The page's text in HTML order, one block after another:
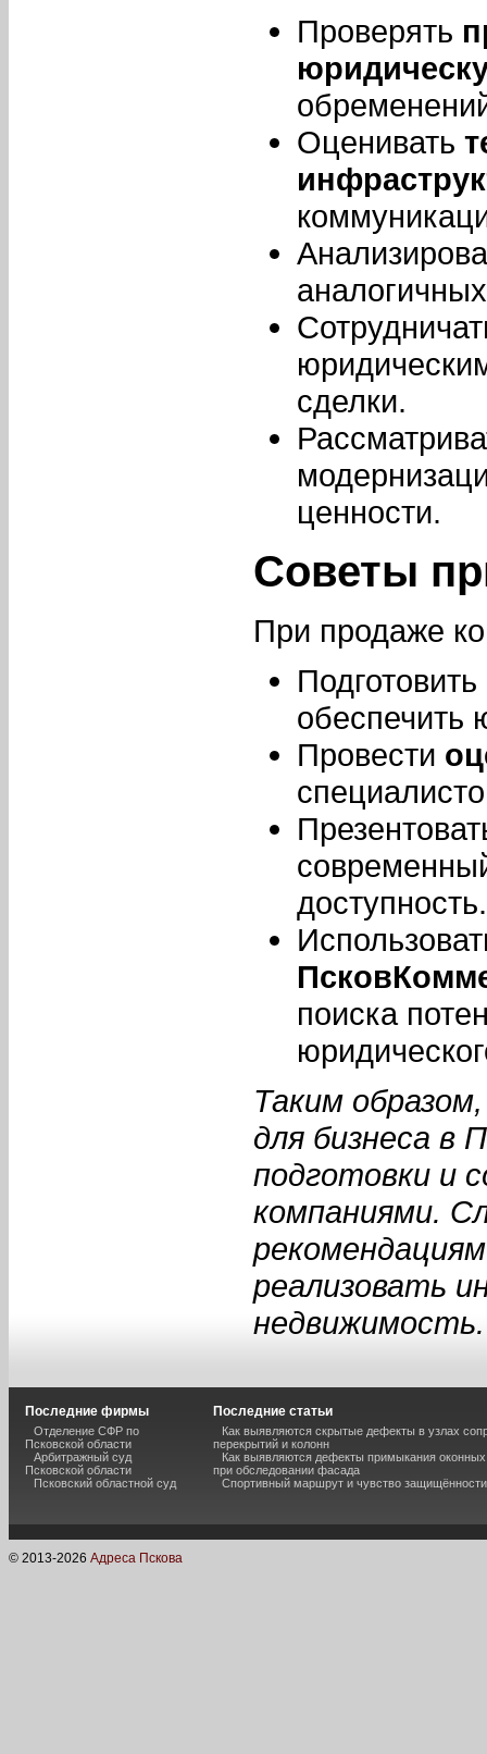
Проверять
Оценивать
сделки.
ценности.
Советы
При продаже
Подготовить
обеспечить
Провести
доступность.
поиска
Таким
для бизнеса в
подготовки и
компаниями.
реализовать
недвижимость.
Последние фирмы
Отделение СФР по
Псковской области
Арбитражный суд
Псковской области
Псковский областной суд
Последние статьи
Как выявляются скрытые дефекты в узлах
перекрытий и колонн
Как выявляются дефекты примыкания
при обследовании фасада
Спортивный маршрут и чувство защищённости
© 2013-2026 Адреса Пскова